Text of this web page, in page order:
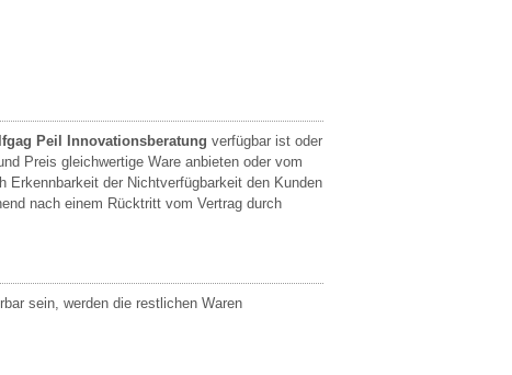
Peil Innovationsberatung verfügbar ist oder
Preis gleichwertige Ware anbieten oder vom
Erkennbarkeit der Nichtverfügbarkeit den Kunden
nach einem Rücktritt vom Vertrag durch
sein, werden die restlichen Waren